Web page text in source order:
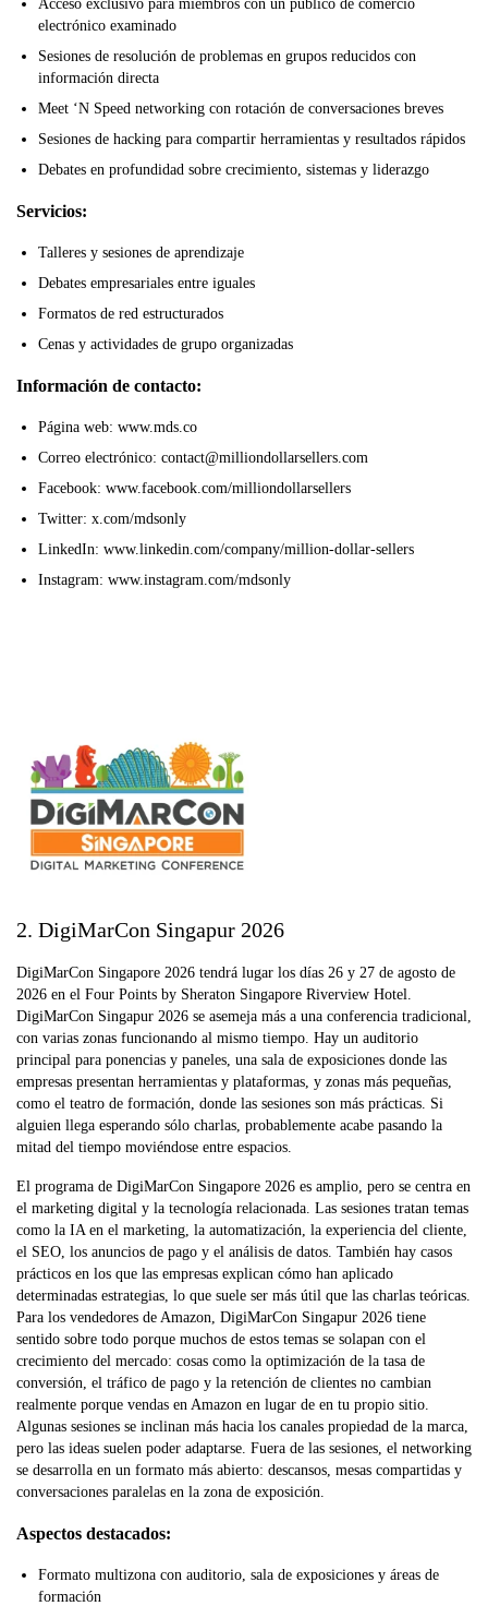
Acceso exclusivo para miembros con un público de comercio
electrónico examinado
Sesiones de resolución de problemas en grupos reducidos con
información directa
Meet ‘N Speed networking con rotación de conversaciones breves
Sesiones de hacking para compartir herramientas y resultados rápidos
Debates en profundidad sobre crecimiento, sistemas y liderazgo
Servicios:
Talleres y sesiones de aprendizaje
Debates empresariales entre iguales
Formatos de red estructurados
Cenas y actividades de grupo organizadas
Información de contacto:
Página web: www.mds.co
Correo electrónico: contact@milliondollarsellers.com
Facebook: www.facebook.com/milliondollarsellers
Twitter: x.com/mdsonly
LinkedIn: www.linkedin.com/company/million-dollar-sellers
Instagram: www.instagram.com/mdsonly
2. DigiMarCon Singapur 2026
DigiMarCon Singapore 2026 tendrá lugar los días 26 y 27 de agosto de
2026 en el Four Points by Sheraton Singapore Riverview Hotel.
DigiMarCon Singapur 2026 se asemeja más a una conferencia tradicional,
con varias zonas funcionando al mismo tiempo. Hay un auditorio
principal para ponencias y paneles, una sala de exposiciones donde las
empresas presentan herramientas y plataformas, y zonas más pequeñas,
como el teatro de formación, donde las sesiones son más prácticas. Si
alguien llega esperando sólo charlas, probablemente acabe pasando la
mitad del tiempo moviéndose entre espacios.
El programa de DigiMarCon Singapore 2026 es amplio, pero se centra en
el marketing digital y la tecnología relacionada. Las sesiones tratan temas
como la IA en el marketing, la automatización, la experiencia del cliente,
el SEO, los anuncios de pago y el análisis de datos. También hay casos
prácticos en los que las empresas explican cómo han aplicado
determinadas estrategias, lo que suele ser más útil que las charlas teóricas.
Para los vendedores de Amazon, DigiMarCon Singapur 2026 tiene
sentido sobre todo porque muchos de estos temas se solapan con el
crecimiento del mercado: cosas como la optimización de la tasa de
conversión, el tráfico de pago y la retención de clientes no cambian
realmente porque vendas en Amazon en lugar de en tu propio sitio.
Algunas sesiones se inclinan más hacia los canales propiedad de la marca,
pero las ideas suelen poder adaptarse. Fuera de las sesiones, el networking
se desarrolla en un formato más abierto: descansos, mesas compartidas y
conversaciones paralelas en la zona de exposición.
Aspectos destacados:
Formato multizona con auditorio, sala de exposiciones y áreas de
formación